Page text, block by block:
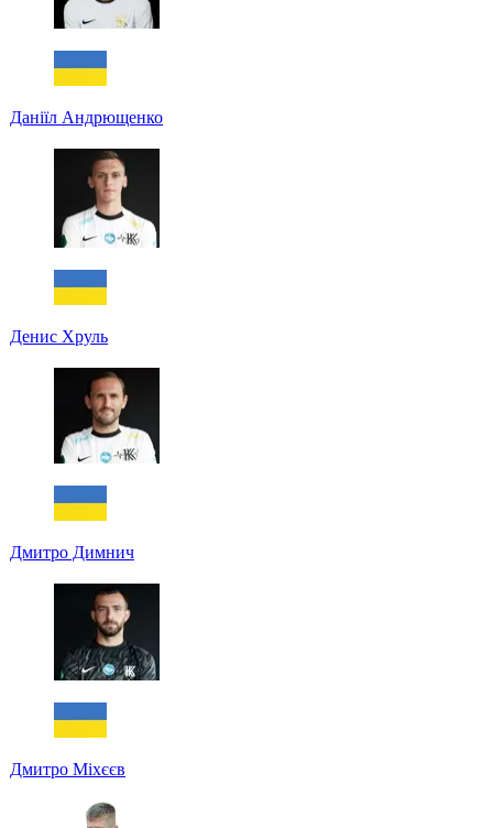
Даніїл Андрющенко
Денис Хруль
Дмитро Димнич
Дмитро Міхєєв